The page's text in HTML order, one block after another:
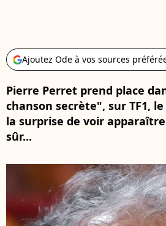
Ajoutez Ode à vos sources
Pierre Perret prend place
chanson secrète", sur TF1,
la surprise de voir
sûr...